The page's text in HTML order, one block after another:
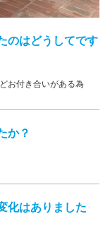
のはどうしてです
お付き合いがある為
か？
化はありました